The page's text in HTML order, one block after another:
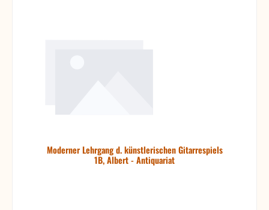
Moderner Lehrgang d. künstlerischen Gitarrespiels
1B, Albert - Antiquariat